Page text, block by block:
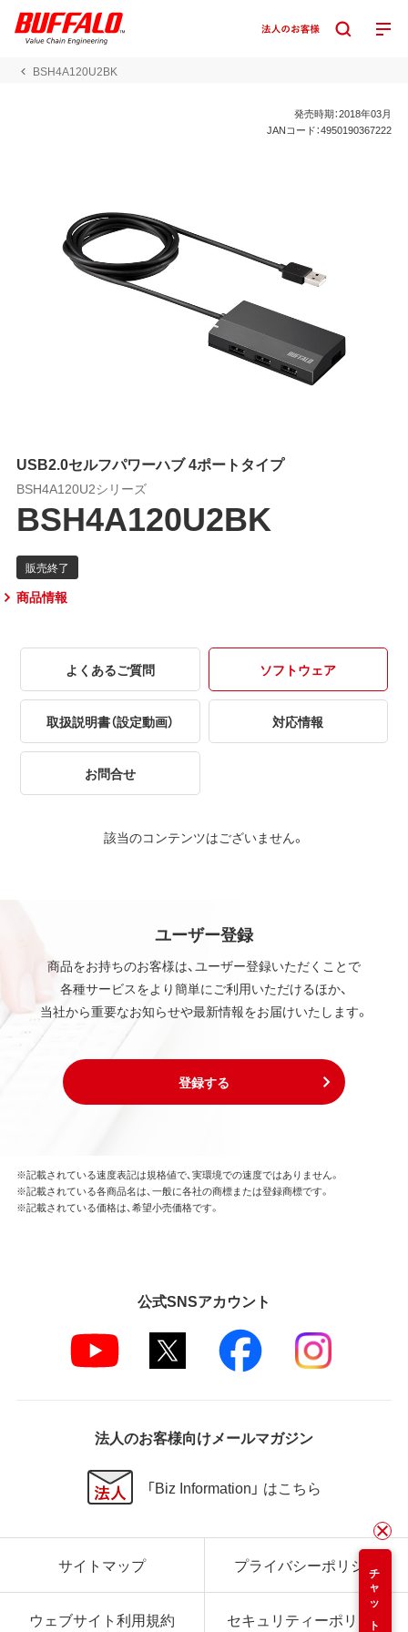
BSH4A120U2BK
発売時期：2018年03月
JANコード：4950190367222
USB2.0セルフパワーハブ 4ポートタイプ
BSH4A120U2シリーズ
BSH4A120U2BK
商品情報
よくあるご質問 ソフトウェア
取扱説明書（設定動画） 対応情報
お問合せ
該当のコンテンツはございません。
ユーザー登録
商品をお持ちのお客様は、ユーザー登録いただくことで
各種サービスをより簡単にご利用いただけるほか、
当社から重要なお知らせや最新情報をお届けいたします。
登録する
チャット
※記載されている速度表記は規格値で、実環境での速度ではありません。
※記載されている各商品名は、一般に各社の商標または登録商標です。
※記載されている価格は、希望小売価格です。
公式SNSアカウント
法人のお客様向けメールマガジン
「Biz Information」 はこちら
サイトマップ プライバシーポリシー
ウェブサイト利用規約 セキュリティーポリシー